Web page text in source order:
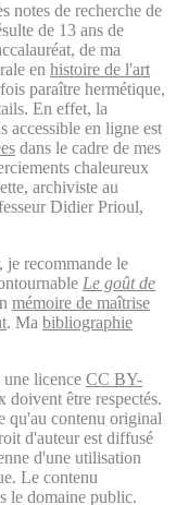
notes de recherche de
de 13 ans de
de ma
en histoire de l'art
paraître hermétique,
En effet, la
accessible en ligne est
dans le cadre de mes
chaleureux
archiviste au
Didier Prioul,
je recommande le
Le goût de
mémoire de maîtrise
. Ma bibliographie
licence CC BY-
doivent être respectés.
contenu original
d'auteur est diffusé
d'une utilisation
Le contenu
le domaine public.